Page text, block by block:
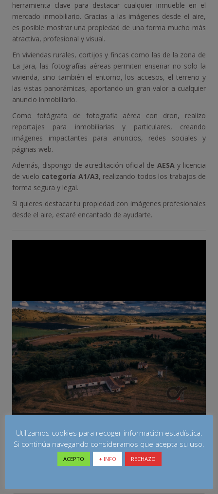
herramienta clave para destacar cualquier inmueble en el
mercado inmobiliario. Gracias a las imágenes desde el aire,
es posible mostrar una propiedad de una forma mucho más
atractiva, profesional y visual.
En viviendas rurales, cortijos y fincas como las de la zona de
La Jara, las fotografías aéreas permiten enseñar no solo la
vivienda, sino también el entorno, los accesos, el terreno y
las vistas panorámicas, aportando un gran valor a cualquier
anuncio inmobiliario.
Como fotógrafo de fotografía aérea con dron, realizo
reportajes para inmobiliarias y particulares, creando
imágenes impactantes para anuncios, redes sociales y
páginas web.
Además, dispongo de acreditación oficial de AESAy licencia
de vuelo categoría A1/A3, realizando todos los trabajos de
forma segura y legal.
Si quieres destacar tu propiedad con imágenes profesionales
desde el aire, estaré encantado de ayudarte.
Utilizamos cookies para recoger información estadística.
Si continúa navegando consideramos que acepta su uso.
ACEPTO + INFO RECHAZO